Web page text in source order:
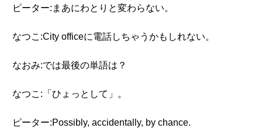
ピーター:まあにわとりと変わらない。
なつこ:City officeに電話しちゃうかもしれない。
なおみ:では最後の単語は？
なつこ:「ひょっとして」。
ピーター:Possibly, accidentally, by chance.